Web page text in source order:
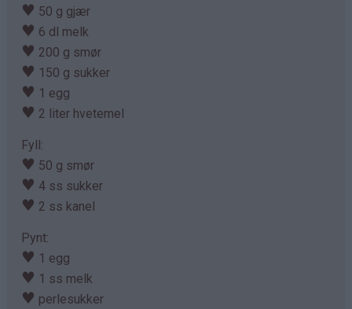
♥ 50 g gjær
♥ 6 dl melk
♥ 200 g smør
♥ 150 g sukker
♥ 1 egg
♥ 2 liter hvetemel
Fyll:
♥ 50 g smør
♥ 4 ss sukker
♥ 2 ss kanel
Pynt:
♥ 1 egg
♥ 1 ss melk
♥ perlesukker